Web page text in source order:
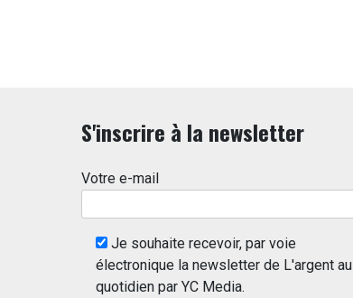
S'inscrire à la newsletter
Votre e-mail
Je souhaite recevoir, par voie
électronique la newsletter de L'argent au
quotidien par YC Media.